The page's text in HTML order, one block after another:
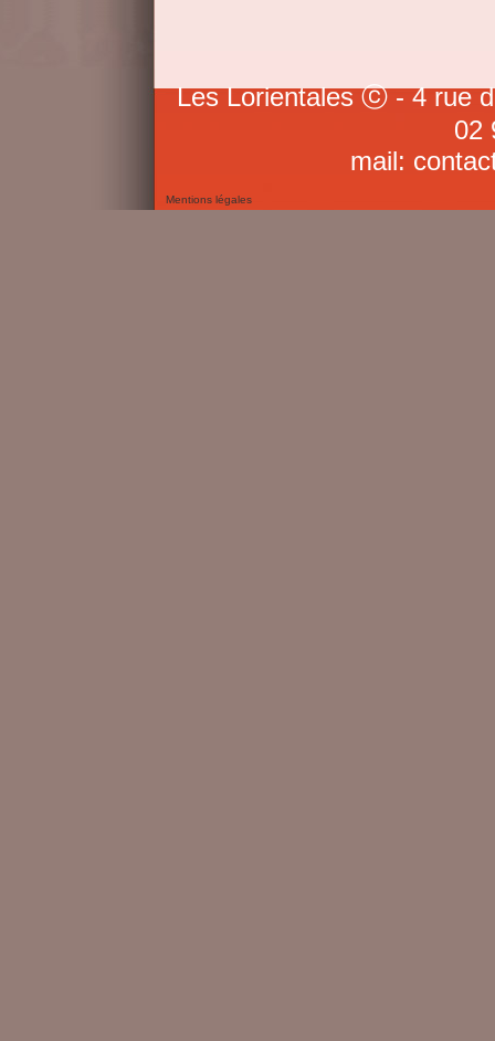
Les Lorientales ⓒ - 4 rue
02
mail:
Mentions légales